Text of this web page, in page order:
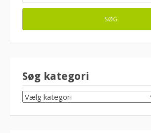
Søg kategori
SØG
KATEGORI